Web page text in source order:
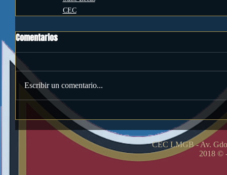
CEC
Comentarios
Escribir un comentario...
CEC LMGB - Av.
2018 ©